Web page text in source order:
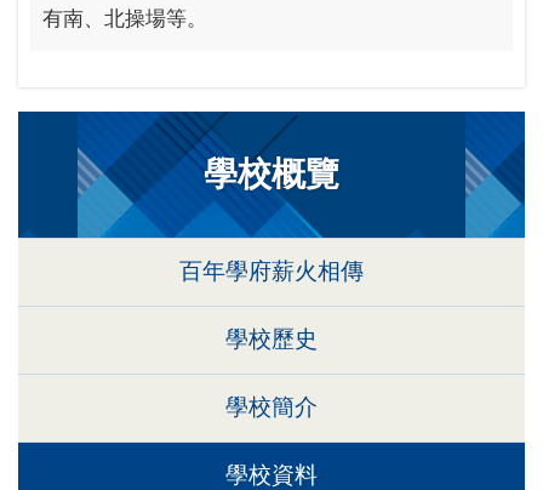
有南、北操場等。
學校概覽
百年學府薪火相傳
學校歷史
學校簡介
學校資料